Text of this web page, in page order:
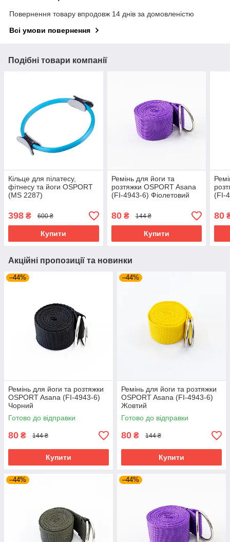
Повернення товару впродовж 14 днів за домовленістю
Всі умови повернення
Подібні товари компанії
Кільце для пілатесу,
фітнесу та йоги OSPORT
(MS 2287)
398 ₴ 600 ₴
Купити
Ремінь для йоги та
розтяжки OSPORT Asana
(FI-4943-6) Фіолетовий
80₴ 144 ₴
Купити
(FI-
80
Акційні пропозиції та новинки
–44%
Ремінь для йоги та розтяжки
OSPORT Asana (FI-4943-6)
Чорний
Готово до відправки
80 ₴ 144 ₴
Купити
–44%
Ремінь для йоги та розтяжки
OSPORT Asana (FI-4943-6)
Жовтий
Готово до відправки
80 ₴ 144 ₴
Купити
–44% –44%